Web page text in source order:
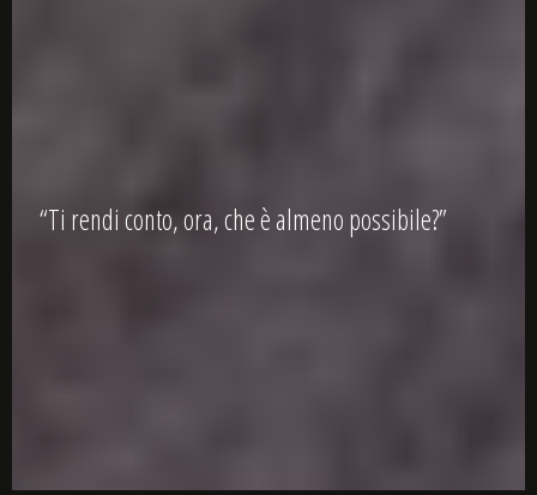
“Ti rendi conto, ora, che è almeno possibile?”